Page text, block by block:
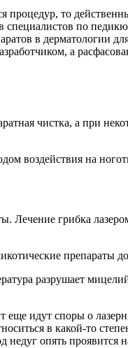
то
специалистов по
в дерматологии
а
чистка, а при
воздействия на
Лечение грибка
препараты
разрушает
еще идут споры о
в какой-то
опять проявится